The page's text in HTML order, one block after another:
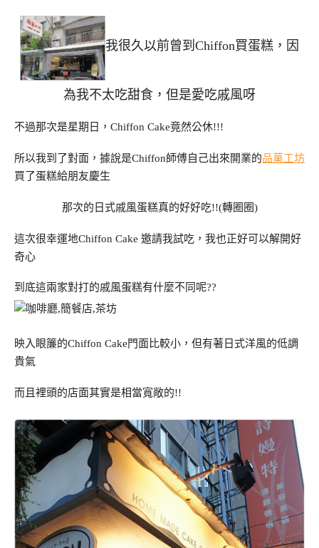
我很久以前曾到Chiffon買蛋糕，因
為我不太吃甜食，但是愛吃戚風呀
不過那次是星期日，Chiffon Cake竟然公休!!!
所以我到了對面，據說是Chiffon師傅自己出來開業的品菓工坊
買了蛋糕給朋友慶生
那次的日式戚風蛋糕真的好好吃!!(轉圈圈)
這次很幸運地Chiffon Cake 邀請我試吃，我也正好可以解開好
奇心
到底這兩家對打的戚風蛋糕有什麼不同呢??
映入眼簾的Chiffon Cake門面比較小，但有著日式洋風的低調
貴氣
而且裡頭的店面其實是相當寬敞的!!